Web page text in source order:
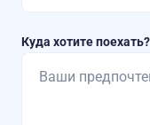
Куда хотите поехать?